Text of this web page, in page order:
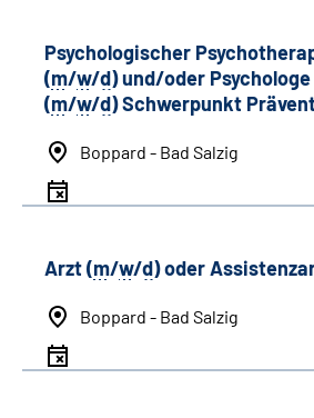
Psychologischer
(m/w/d) und/oder Psychologe
(m/w/d) Schwerpunkt
Boppard - Bad Salzig
Arzt (m/w/d) oder
Boppard - Bad Salzig